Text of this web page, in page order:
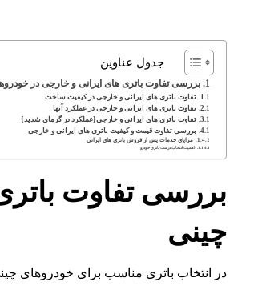
جدول عناوین
بررسی تفاوت باتری های ایرانی و خارجی در
تفاوت باتری های ایرانی و خارجی در کیفیت ساخت
تفاوت باتری های ایرانی و خارجی در عملکرد آنها
تفاوت باتری های ایرانی و خارجی{عملکرد در گرمای شدید}
بررسی تفاوت قیمت و کیفیت باتری های ایرانی و خارجی
مزایای خدمات پس از فروش باتری های ایرانی
اهمیت انتخاب درست باتری خودرو
بررسی تفاوت
چینی
در انتخاب باتری مناسب برای خودروهای